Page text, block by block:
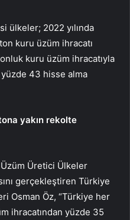
ülkeler; 2022 yılında
kuru üzüm ihracatı
kuru üzüm ihracatıyla
yüzde 43 hisse alma
yakın rekolte
Üretici Ülkeler
gerçekleştiren Türkiye
Osman Öz, “Türkiye her
ihracatından yüzde 35